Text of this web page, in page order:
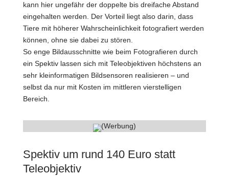
kann hier ungefähr der doppelte bis dreifache Abstand
eingehalten werden. Der Vorteil liegt also darin, dass
Tiere mit höherer Wahrscheinlichkeit fotografiert werden
können, ohne sie dabei zu stören.
So enge Bildausschnitte wie beim Fotografieren durch
ein Spektiv lassen sich mit Teleobjektiven höchstens an
sehr kleinformatigen Bildsensoren realisieren – und
selbst da nur mit Kosten im mittleren vierstelligen
Bereich.
(Werbung)
Spektiv um rund 140 Euro statt
Teleobjektiv